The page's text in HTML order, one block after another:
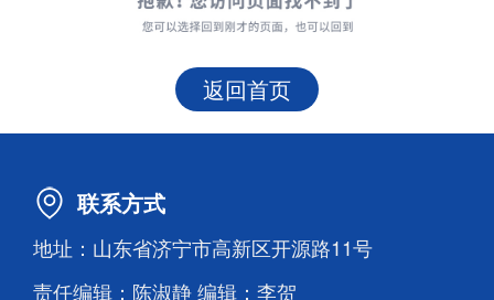
返回首页
联系方式
地址：山东省济宁市高新区开源路11号
责任编辑：陈淑静 编辑：李贺